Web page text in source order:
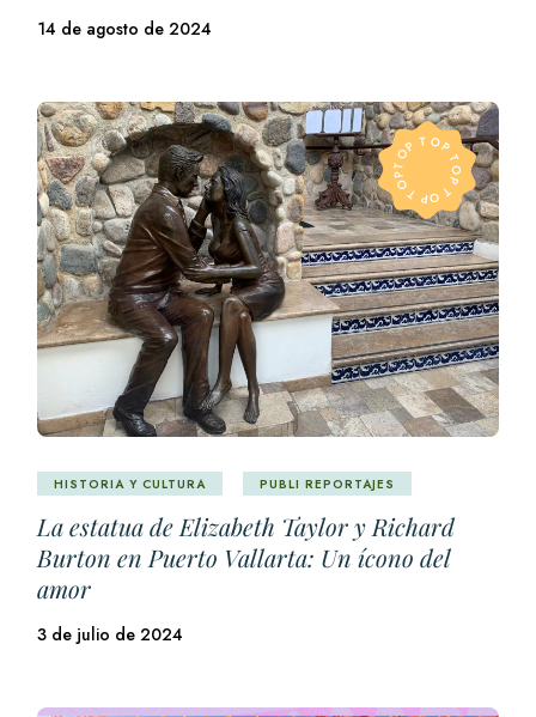
14 de agosto de 2024
TOP TOP TOP TOP TOP
HISTORIA Y CULTURA PUBLI REPORTAJES
La estatua de Elizabeth Taylor y Richard
Burton en Puerto Vallarta: Un ícono del
amor
3 de julio de 2024